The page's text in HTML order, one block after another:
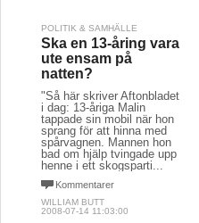
POLITIK & SAMHÄLLE
Ska en 13-åring vara
ute ensam på
natten?
"Så här skriver Aftonbladet
i dag: 13-åriga Malin
tappade sin mobil när hon
sprang för att hinna med
spårvagnen. Mannen hon
bad om hjälp tvingade upp
henne i ett skogsparti...
Kommentarer
WILLIAM BUTT
2008-07-14 11:03:00